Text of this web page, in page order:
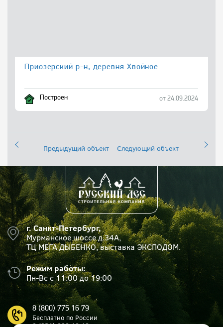
Приозерский р-н, деревня Хвойное
Построен от 24.09.2024
Предыдущий объект Следующий объект
г. Санкт-Петербург,
Мурманское шоссе д.34А,
ТЦ МЕГА ДЫБЕНКО, выставка ЭКСПОДОМ.
Режим работы:
Пн-Вс с 11:00 до 19:00
8 (800) 775 16 79
Бесплатно по России